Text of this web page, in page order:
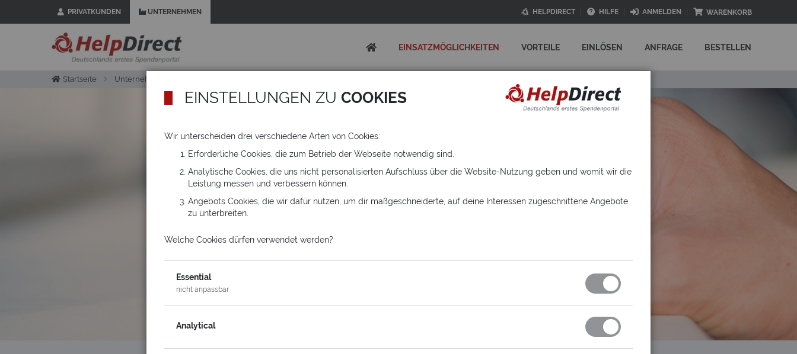
PRIVATKUNDEN UNTERNEHMEN HELPDIRECT HILFE ANMELDEN
m
h
WARENKORB
EINSATZMÖGLICHKEITEN VORTEILE EINLÖSEN ANFRAGE BESTELLEN
Startseite Unternehmen
EINSTELLUNGEN ZU COOKIES
Wir unterscheiden drei verschiedene Arten von Cookies:
Erforderliche Cookies, die zum Betrieb der Webseite notwendig sind.
Analytische Cookies, die uns nicht personalisierten Aufschluss über die Website-Nutzung geben und womit wir die
Leistung messen und verbessern können.
Angebots Cookies, die wir dafür nutzen, um dir maßgeschneiderte, auf deine Interessen zugeschnittene Angebote
zu unterbreiten.
Welche Cookies dürfen verwendet werden?
Essential
nicht anpassbar
Analytical